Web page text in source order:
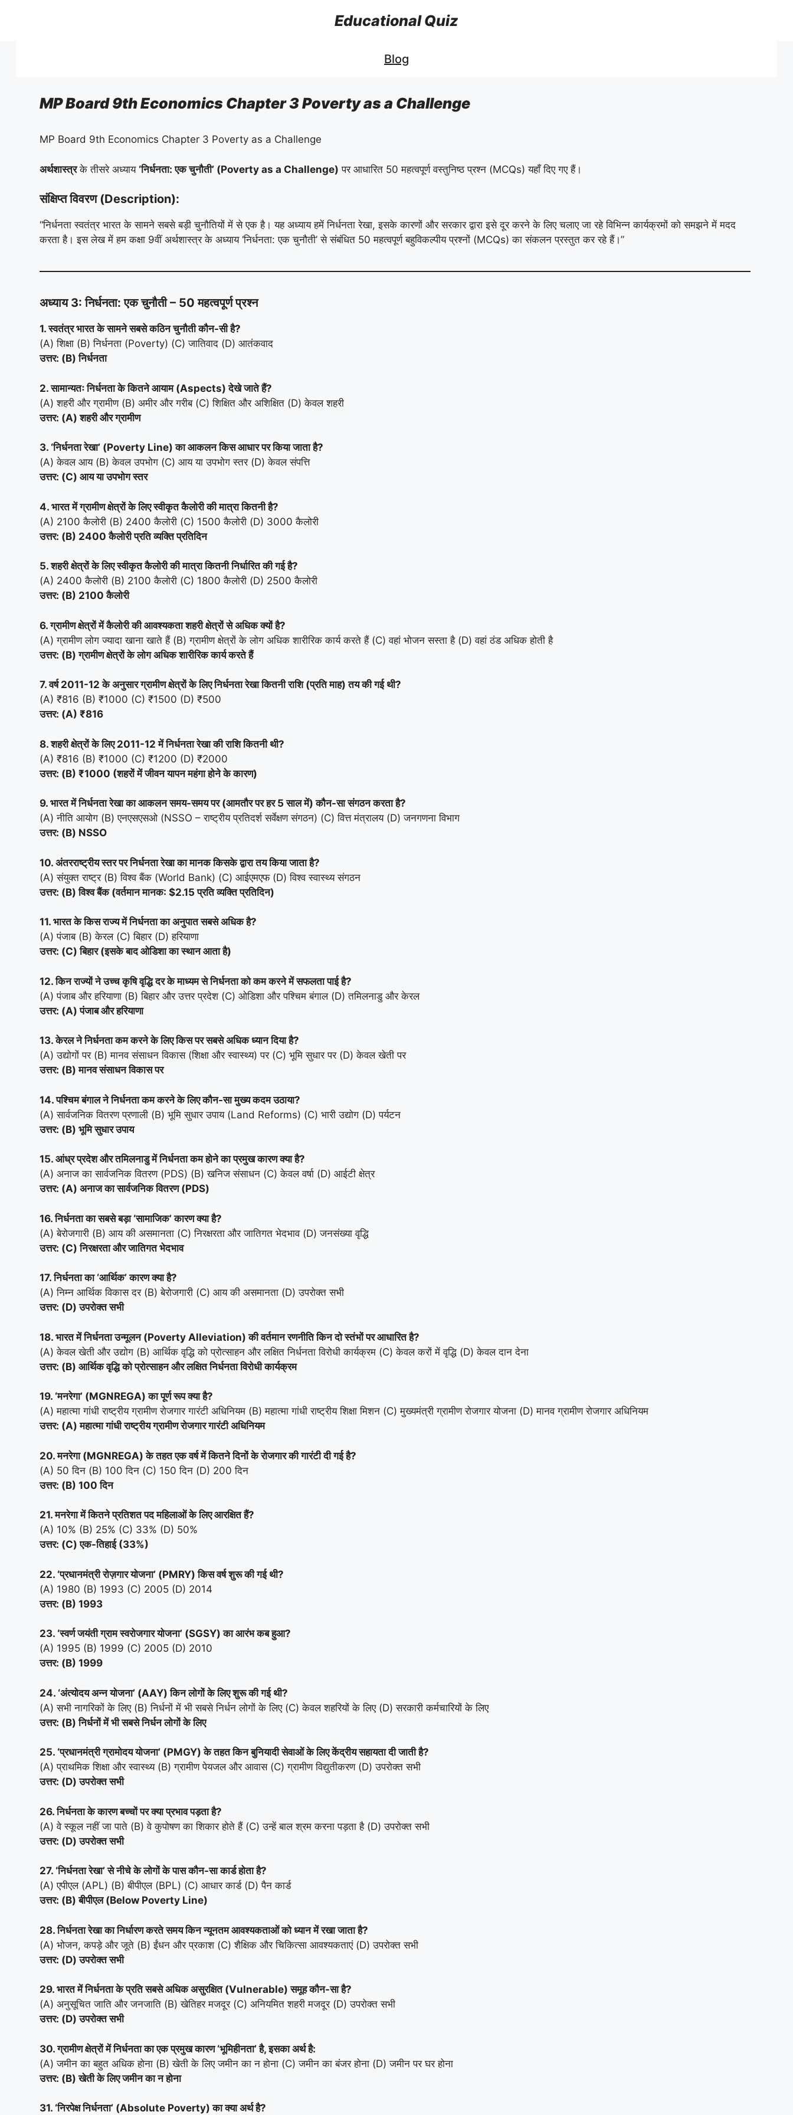
Educational Quiz
Blog
MP Board 9th Economics Chapter 3 Poverty as a Challenge
MP Board 9th Economics Chapter 3 Poverty as a Challenge
अर्थशास्त्रके तीसरे अध्याय ‘निर्धनता: एक चुनौती’ (Poverty as a Challenge) पर आधारित 50 महत्वपूर्ण वस्तुनिष्ठ प्रश्न (MCQs) यहाँ दिए गए हैं।
संक्षिप्त विवरण (Description):
“निर्धनता स्वतंत्र भारत के सामने सबसे बड़ी चुनौतियों में से एक है। यह अध्याय हमें निर्धनता रेखा, इसके कारणों और सरकार द्वारा इसे दूर करने के लिए चलाए जा रहे विभिन्न कार्यक्रमों को समझने में मदद
करता है। इस लेख में हम कक्षा 9वीं अर्थशास्त्र के अध्याय ‘निर्धनता: एक चुनौती’ से संबंधित 50 महत्वपूर्ण बहुविकल्पीय प्रश्नों (MCQs) का संकलन प्रस्तुत कर रहे हैं।”
अध्याय 3: निर्धनता: एक चुनौती – 50 महत्वपूर्ण प्रश्न
1. स्वतंत्र भारत के सामने सबसे कठिन चुनौती कौन-सी है?
(A) शिक्षा (B) निर्धनता (Poverty) (C) जातिवाद (D) आतंकवाद
उत्तर: (B) निर्धनता
2. सामान्यतः निर्धनता के कितने आयाम (Aspects) देखे जाते हैं?
(A) शहरी और ग्रामीण (B) अमीर और गरीब (C) शिक्षित और अशिक्षित (D) केवल शहरी
उत्तर: (A) शहरी और ग्रामीण
3. ‘निर्धनता रेखा’ (Poverty Line) का आकलन किस आधार पर किया जाता है?
(A) केवल आय (B) केवल उपभोग (C) आय या उपभोग स्तर (D) केवल संपत्ति
उत्तर: (C) आय या उपभोग स्तर
4. भारत में ग्रामीण क्षेत्रों के लिए स्वीकृत कैलोरी की मात्रा कितनी है?
(A) 2100 कैलोरी (B) 2400 कैलोरी (C) 1500 कैलोरी (D) 3000 कैलोरी
उत्तर: (B) 2400 कैलोरी प्रति व्यक्ति प्रतिदिन
5. शहरी क्षेत्रों के लिए स्वीकृत कैलोरी की मात्रा कितनी निर्धारित की गई है?
(A) 2400 कैलोरी (B) 2100 कैलोरी (C) 1800 कैलोरी (D) 2500 कैलोरी
उत्तर: (B) 2100 कैलोरी
6. ग्रामीण क्षेत्रों में कैलोरी की आवश्यकता शहरी क्षेत्रों से अधिक क्यों है?
(A) ग्रामीण लोग ज्यादा खाना खाते हैं (B) ग्रामीण क्षेत्रों के लोग अधिक शारीरिक कार्य करते हैं (C) वहां भोजन सस्ता है (D) वहां ठंड अधिक होती है
उत्तर: (B) ग्रामीण क्षेत्रों के लोग अधिक शारीरिक कार्य करते हैं
7. वर्ष 2011-12 के अनुसार ग्रामीण क्षेत्रों के लिए निर्धनता रेखा कितनी राशि (प्रति माह) तय की गई थी?
(A) ₹816 (B) ₹1000 (C) ₹1500 (D) ₹500
उत्तर: (A) ₹816
8. शहरी क्षेत्रों के लिए 2011-12 में निर्धनता रेखा की राशि कितनी थी?
(A) ₹816 (B) ₹1000 (C) ₹1200 (D) ₹2000
उत्तर: (B) ₹1000 (शहरों में जीवन यापन महंगा होने के कारण)
9. भारत में निर्धनता रेखा का आकलन समय-समय पर (आमतौर पर हर 5 साल में) कौन-सा संगठन करता है?
(A) नीति आयोग (B) एनएसएसओ (NSSO – राष्ट्रीय प्रतिदर्श सर्वेक्षण संगठन) (C) वित्त मंत्रालय (D) जनगणना विभाग
उत्तर: (B) NSSO
10. अंतरराष्ट्रीय स्तर पर निर्धनता रेखा का मानक किसके द्वारा तय किया जाता है?
(A) संयुक्त राष्ट्र (B) विश्व बैंक (World Bank) (C) आईएमएफ (D) विश्व स्वास्थ्य संगठन
उत्तर: (B) विश्व बैंक (वर्तमान मानक: $2.15 प्रति व्यक्ति प्रतिदिन)
11. भारत के किस राज्य में निर्धनता का अनुपात सबसे अधिक है?
(A) पंजाब (B) केरल (C) बिहार (D) हरियाणा
उत्तर: (C) बिहार (इसके बाद ओडिशा का स्थान आता है)
12. किन राज्यों ने उच्च कृषि वृद्धि दर के माध्यम से निर्धनता को कम करने में सफलता पाई है?
(A) पंजाब और हरियाणा (B) बिहार और उत्तर प्रदेश (C) ओडिशा और पश्चिम बंगाल (D) तमिलनाडु और केरल
उत्तर: (A) पंजाब और हरियाणा
13. केरल ने निर्धनता कम करने के लिए किस पर सबसे अधिक ध्यान दिया है?
(A) उद्योगों पर (B) मानव संसाधन विकास (शिक्षा और स्वास्थ्य) पर (C) भूमि सुधार पर (D) केवल खेती पर
उत्तर: (B) मानव संसाधन विकास पर
14. पश्चिम बंगाल ने निर्धनता कम करने के लिए कौन-सा मुख्य कदम उठाया?
(A) सार्वजनिक वितरण प्रणाली (B) भूमि सुधार उपाय (Land Reforms) (C) भारी उद्योग (D) पर्यटन
उत्तर: (B) भूमि सुधार उपाय
15. आंध्र प्रदेश और तमिलनाडु में निर्धनता कम होने का प्रमुख कारण क्या है?
(A) अनाज का सार्वजनिक वितरण (PDS) (B) खनिज संसाधन (C) केवल वर्षा (D) आईटी क्षेत्र
उत्तर: (A) अनाज का सार्वजनिक वितरण (PDS)
16. निर्धनता का सबसे बड़ा ‘सामाजिक’ कारण क्या है?
(A) बेरोजगारी (B) आय की असमानता (C) निरक्षरता और जातिगत भेदभाव (D) जनसंख्या वृद्धि
उत्तर: (C) निरक्षरता और जातिगत भेदभाव
17. निर्धनता का ‘आर्थिक’ कारण क्या है?
(A) निम्न आर्थिक विकास दर (B) बेरोजगारी (C) आय की असमानता (D) उपरोक्त सभी
उत्तर: (D) उपरोक्त सभी
18. भारत में निर्धनता उन्मूलन (Poverty Alleviation) की वर्तमान रणनीति किन दो स्तंभों पर आधारित है?
(A) केवल खेती और उद्योग (B) आर्थिक वृद्धि को प्रोत्साहन और लक्षित निर्धनता विरोधी कार्यक्रम (C) केवल करों में वृद्धि (D) केवल दान देना
उत्तर: (B) आर्थिक वृद्धि को प्रोत्साहन और लक्षित निर्धनता विरोधी कार्यक्रम
19. ‘मनरेगा’ (MGNREGA) का पूर्ण रूप क्या है?
(A) महात्मा गांधी राष्ट्रीय ग्रामीण रोजगार गारंटी अधिनियम (B) महात्मा गांधी राष्ट्रीय शिक्षा मिशन (C) मुख्यमंत्री ग्रामीण रोजगार योजना (D) मानव ग्रामीण रोजगार अधिनियम
उत्तर: (A) महात्मा गांधी राष्ट्रीय ग्रामीण रोजगार गारंटी अधिनियम
20. मनरेगा (MGNREGA) के तहत एक वर्ष में कितने दिनों के रोजगार की गारंटी दी गई है?
(A) 50 दिन (B) 100 दिन (C) 150 दिन (D) 200 दिन
उत्तर: (B) 100 दिन
21. मनरेगा में कितने प्रतिशत पद महिलाओं के लिए आरक्षित हैं?
(A) 10% (B) 25% (C) 33% (D) 50%
उत्तर: (C) एक-तिहाई (33%)
22. ‘प्रधानमंत्री रोज़गार योजना’ (PMRY) किस वर्ष शुरू की गई थी?
(A) 1980 (B) 1993 (C) 2005 (D) 2014
उत्तर: (B) 1993
23. ‘स्वर्ण जयंती ग्राम स्वरोजगार योजना’ (SGSY) का आरंभ कब हुआ?
(A) 1995 (B) 1999 (C) 2005 (D) 2010
उत्तर: (B) 1999
24. ‘अंत्योदय अन्न योजना’ (AAY) किन लोगों के लिए शुरू की गई थी?
(A) सभी नागरिकों के लिए (B) निर्धनों में भी सबसे निर्धन लोगों के लिए (C) केवल शहरियों के लिए (D) सरकारी कर्मचारियों के लिए
उत्तर: (B) निर्धनों में भी सबसे निर्धन लोगों के लिए
25. ‘प्रधानमंत्री ग्रामोदय योजना’ (PMGY) के तहत किन बुनियादी सेवाओं के लिए केंद्रीय सहायता दी जाती है?
(A) प्राथमिक शिक्षा और स्वास्थ्य (B) ग्रामीण पेयजल और आवास (C) ग्रामीण विद्युतीकरण (D) उपरोक्त सभी
उत्तर: (D) उपरोक्त सभी
26. निर्धनता के कारण बच्चों पर क्या प्रभाव पड़ता है?
(A) वे स्कूल नहीं जा पाते (B) वे कुपोषण का शिकार होते हैं (C) उन्हें बाल श्रम करना पड़ता है (D) उपरोक्त सभी
उत्तर: (D) उपरोक्त सभी
27. ‘निर्धनता रेखा’ से नीचे के लोगों के पास कौन-सा कार्ड होता है?
(A) एपीएल (APL) (B) बीपीएल (BPL) (C) आधार कार्ड (D) पैन कार्ड
उत्तर: (B) बीपीएल (Below Poverty Line)
28. निर्धनता रेखा का निर्धारण करते समय किन न्यूनतम आवश्यकताओं को ध्यान में रखा जाता है?
(A) भोजन, कपड़े और जूते (B) ईंधन और प्रकाश (C) शैक्षिक और चिकित्सा आवश्यकताएं (D) उपरोक्त सभी
उत्तर: (D) उपरोक्त सभी
29. भारत में निर्धनता के प्रति सबसे अधिक असुरक्षित (Vulnerable) समूह कौन-सा है?
(A) अनुसूचित जाति और जनजाति (B) खेतिहर मजदूर (C) अनियमित शहरी मजदूर (D) उपरोक्त सभी
उत्तर: (D) उपरोक्त सभी
30. ग्रामीण क्षेत्रों में निर्धनता का एक प्रमुख कारण ‘भूमिहीनता’ है, इसका अर्थ है:
(A) जमीन का बहुत अधिक होना (B) खेती के लिए जमीन का न होना (C) जमीन का बंजर होना (D) जमीन पर घर होना
उत्तर: (B) खेती के लिए जमीन का न होना
31. ‘निरपेक्ष निर्धनता’ (Absolute Poverty) का क्या अर्थ है?